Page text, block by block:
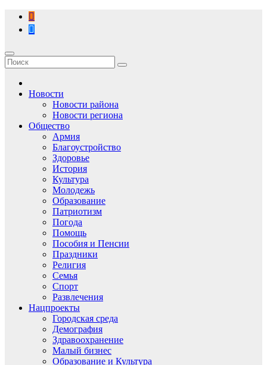
Перейти
содержимому
Новости
Новости района
Новости региона
Общество
Армия
Благоустройство
Здоровье
История
Культура
Молодежь
Образование
Патриотизм
Погода
Помощь
Пособия и Пенсии
Праздники
Религия
Семья
Спорт
Развлечения
Нацпроекты
Городская среда
Демография
Здравоохранение
Малый бизнес
Образование и Культура